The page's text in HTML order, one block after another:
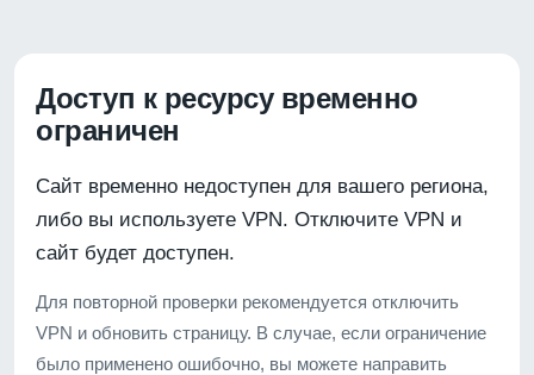
Доступ к ресурсу временно
ограничен
Сайт временно недоступен для вашего региона,
либо вы используете VPN. Отключите VPN и
сайт будет доступен.
Для повторной проверки рекомендуется отключить
VPN и обновить страницу. В случае, если ограничение
было применено ошибочно, вы можете направить